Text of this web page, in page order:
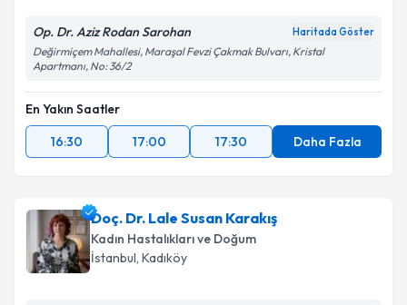
Op. Dr. Aziz Rodan Sarohan Haritada Göster
Değirmiçem Mahallesi, Maraşal Fevzi Çakmak Bulvarı, Kristal
Apartmanı, No: 36/2
En Yakın Saatler
16:30
17:00 17:30 Daha Fazla
Doç. Dr. Lale Susan Karakış
Kadın Hastalıkları ve Doğum
İstanbul, Kadıköy